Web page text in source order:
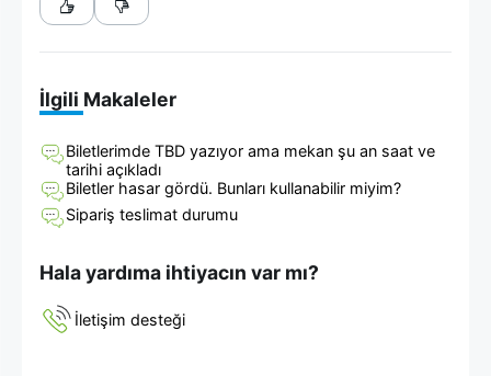
İlgili Makaleler
Biletlerimde TBD yazıyor ama mekan şu an saat ve
tarihi açıkladı
Biletler hasar gördü. Bunları kullanabilir miyim?
Sipariş teslimat durumu
Hala yardıma ihtiyacın var mı?
İletişim desteği